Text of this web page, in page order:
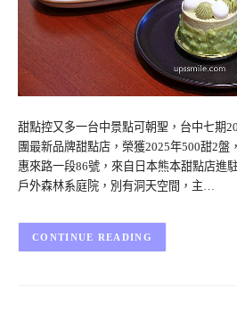
甜點控又多一台中景點可朝聖，台中七期
團最新品牌甜點店，榮獲2025年500甜2盤
惠來路一段86號，來自日本熊本甜點店進
戶外森林系庭院，別有洞天空間，主…
CONTINUE READING